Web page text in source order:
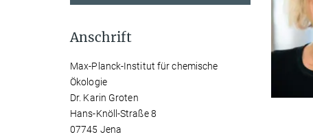
Anschrift
Max-Planck-Institut für chemische
Ökologie
Dr. Karin Groten
Hans-Knöll-Straße 8
07745 Jena